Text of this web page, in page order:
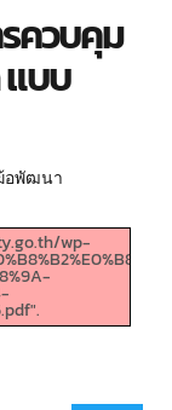
ควบคุม
บบ
อพัฒนา
wp-